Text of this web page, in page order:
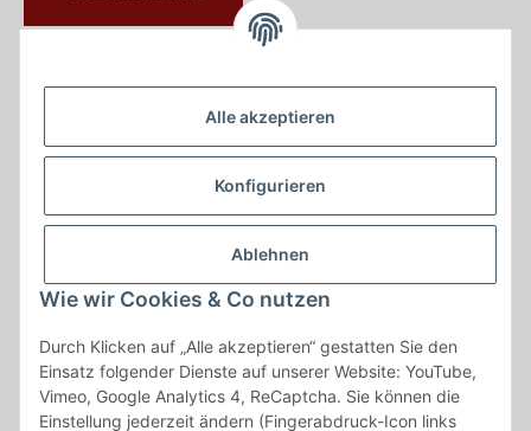
Alle akzeptieren
Konfigurieren
Ablehnen
Wie wir Cookies & Co nutzen
Durch Klicken auf „Alle akzeptieren“ gestatten Sie den
Einsatz folgender Dienste auf unserer Website: YouTube,
Vimeo, Google Analytics 4, ReCaptcha. Sie können die
Einstellung jederzeit ändern (Fingerabdruck-Icon links
Krayerstraße 249
Tel.:0201555402
info@krayer-edampfer-shop.de
Gesetzliche Informationen
Informationen
Vertrag widerrufen
* Alle Preise inkl. gesetzlicher USt., zzgl.Versand